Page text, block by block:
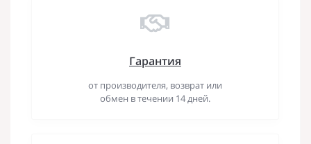
Гарантия
от производителя, возврат или
обмен в течении 14 дней.